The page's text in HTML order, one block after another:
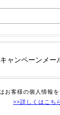
ャンペーンメー
お客様の個人情報
>>詳しくはこち